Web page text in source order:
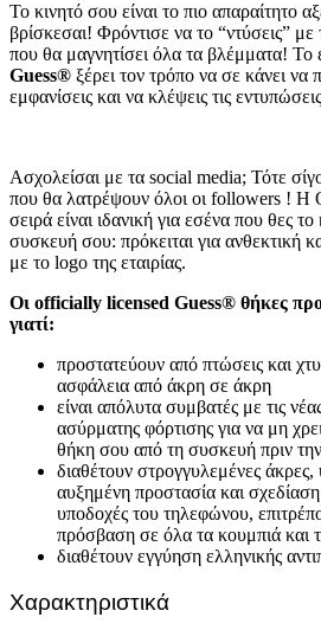
Το κινητό σου είναι το πιο απαραίτητο
βρίσκεσαι! Φρόντισε να το “ντύσεις”
που θα μαγνητίσει όλα τα βλέμματα! Το
Guess® ξέρει τον τρόπο να σε κάνει να
εμφανίσεις και να κλέψεις τις
Ασχολείσαι με τα social media; Τότε
που θα λατρέψουν όλοι οι followers ! Η
σειρά είναι ιδανική για εσένα που θες το
συσκευή σου: πρόκειται για ανθεκτική
με το logo της εταιρίας.
Οι officially licensed Guess® θήκες
γιατί:
προστατεύουν από πτώσεις και
ασφάλεια από άκρη σε άκρη
είναι απόλυτα συμβατές με τις
ασύρματης φόρτισης για να μη
θήκη σου από τη συσκευή πριν την
διαθέτουν στρογγυλεμένες
αυξημένη προστασία και
υποδοχές του τηλεφώνου,
πρόσβαση σε όλα τα κουμπιά και
διαθέτουν εγγύηση ελληνικής
Χαρακτηριστικά